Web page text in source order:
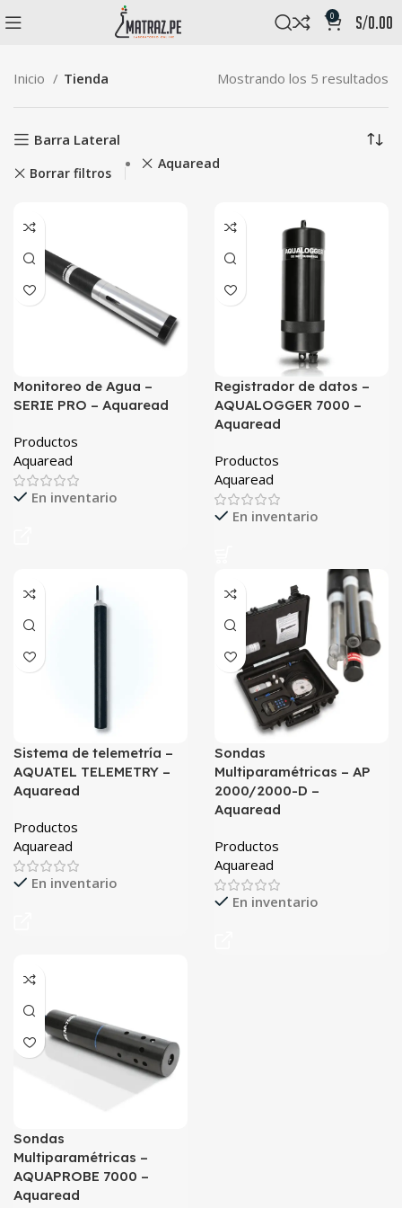
0 s/0.00
Inicio Tienda Mostrando los 5 resultados
Barra Lateral
Borrar filtros
Aquaread
Monitoreo de Agua –
SERIE PRO – Aquaread
Productos
Aquaread
En inventario
Registrador de datos –
AQUALOGGER 7000 –
Aquaread
Productos
Aquaread
En inventario
Sistema de telemetría –
AQUATEL TELEMETRY –
Aquaread
Productos
Aquaread
En inventario
Sondas
Multiparamétricas – AP
2000/2000-D –
Aquaread
Productos
Aquaread
En inventario
Sondas
Multiparamétricas –
AQUAPROBE 7000 –
Aquaread